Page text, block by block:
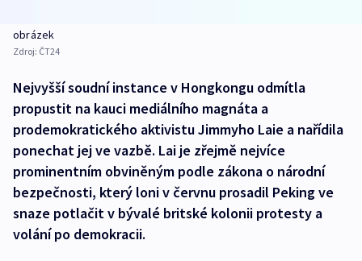
obrázek
Zdroj: ČT24
Nejvyšší soudní instance v Hongkongu odmítla
propustit na kauci mediálního magnáta a
prodemokratického aktivistu Jimmyho Laie a nařídila
ponechat jej ve vazbě. Lai je zřejmě nejvíce
prominentním obviněným podle zákona o národní
bezpečnosti, který loni v červnu prosadil Peking ve
snaze potlačit v bývalé britské kolonii protesty a
volání po demokracii.